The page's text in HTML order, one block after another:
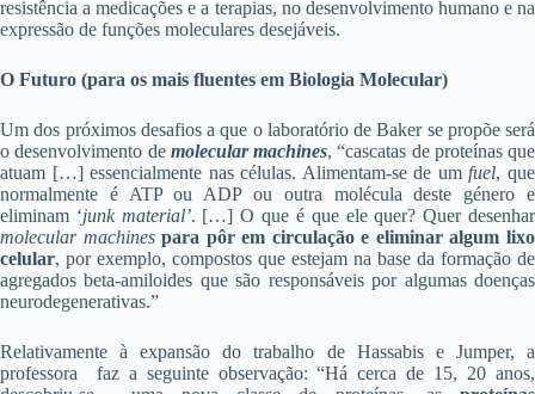
resistência a medicações e a terapias, no desenvolvimento humano e na
expressão de funções moleculares desejáveis.
O Futuro (para os mais fluentes em Biologia Molecular)
Um dos próximos desafios a que o laboratório de Baker se propõe será
o desenvolvimento de molecular machines, “cascatas de proteínas que
atuam […] essencialmente nas células. Alimentam-se de umfuel, que
normalmente é ATP ou ADP ou outra molécula deste género e
eliminam ‘junk material’. […] O que é que ele quer? Quer desenhar
molecular machines para pôr em circulação e eliminar algum lixo
celular, por exemplo, compostos que estejam na base da formação de
agregados beta-amiloides que são responsáveis por algumas doenças
neurodegenerativas.”
Relativamente à expansão do trabalho de Hassabis e Jumper, a
professora faz a seguinte observação: “Há cerca de 15, 20 anos,